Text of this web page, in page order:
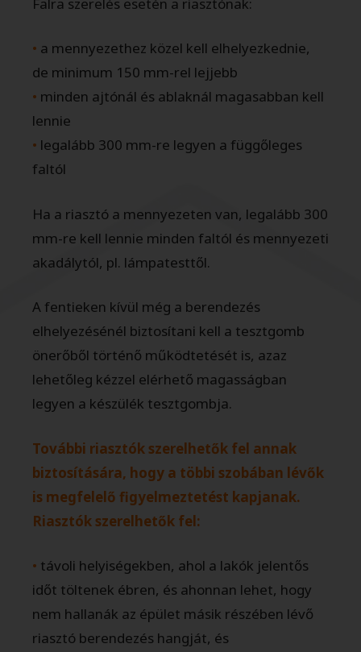
• a mennyezethez közel kell elhelyezkednie,
de minimum 150 mm-rel lejjebb
• minden ajtónál és ablaknál magasabban kell
lennie
• legalább 300 mm-re legyen a függőleges
faltól
Ha a riasztó a mennyezeten van, legalább 300
mm-re kell lennie minden faltól és mennyezeti
akadálytól, pl. lámpatesttől.
A fentieken kívül még a berendezés
elhelyezésénél biztosítani kell a tesztgomb
önerőből történő működtetését is, azaz
lehetőleg kézzel elérhető magasságban
legyen a készülék tesztgombja.
További riasztók szerelhetők fel annak
biztosítására, hogy a többi szobában lévők
is megfelelő figyelmeztetést kapjanak.
Riasztók szerelhetők fel:
• távoli helyiségekben, ahol a lakók jelentős
időt töltenek ébren, és ahonnan lehet, hogy
nem hallanák az épület másik részében lévő
riasztó berendezés hangját, és